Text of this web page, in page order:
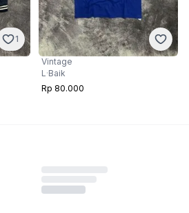
1
Vintage
L ·Baik
Rp 80.000